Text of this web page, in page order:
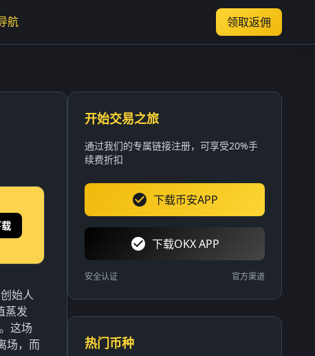
航 领取返佣
始人
蒸发
这场
场，而
开始交易之旅
通过我们的专属链接注册，可享受20%手
续费折扣
下载币安APP
下载OKX APP
安全认证 官方渠道
热门币种